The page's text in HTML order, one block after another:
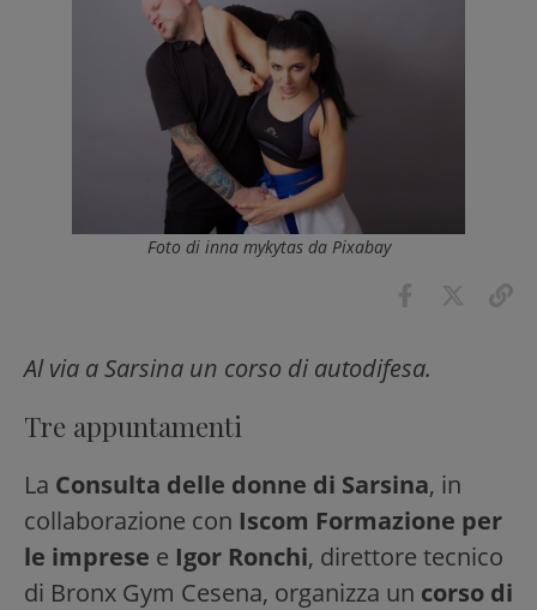
Foto di inna mykytas da Pixabay
Al via a Sarsina un corso di autodifesa.
Tre appuntamenti
La Consulta delle donne di Sarsina, in
collaborazione con Iscom Formazione per
le imprese e Igor Ronchi, direttore tecnico
di Bronx Gym Cesena, organizza un corso di